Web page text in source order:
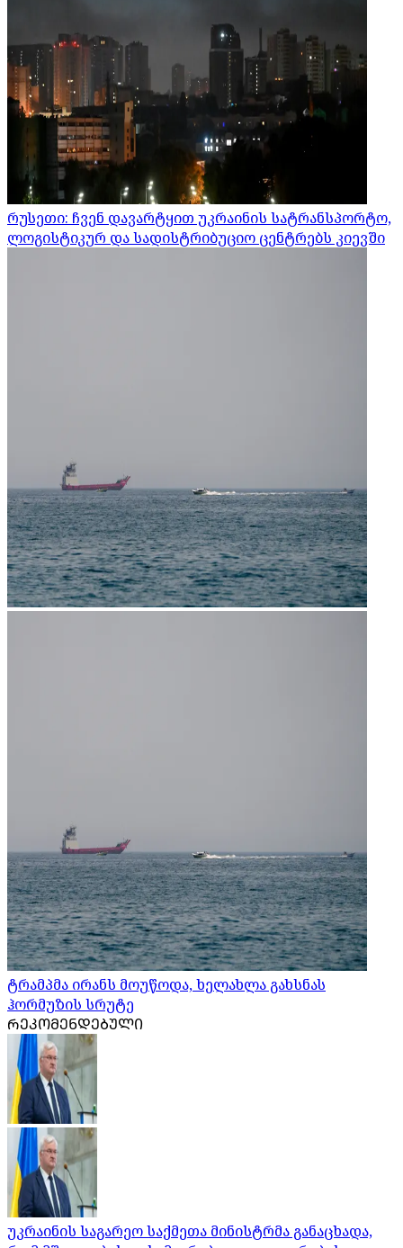
რუსეთი: ჩვენ დავარტყით უკრაინის სატრანსპორტო,
ლოგისტიკურ და სადისტრიბუციო ცენტრებს კიევში
ტრამპმა ირანს მოუწოდა, ხელახლა გახსნას
ჰორმუზის სრუტე
ᲠᲔᲙᲝᲛᲔᲜᲓᲔᲑᲣᲚᲘ
უკრაინის საგარეო საქმეთა მინისტრმა განაცხადა,